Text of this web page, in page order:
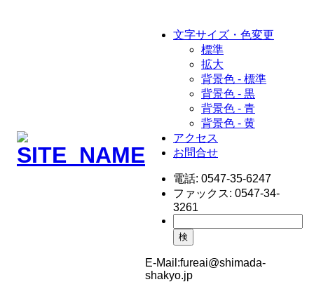
文字サイズ・色変更
標準
拡大
背景色 - 標準
背景色 - 黒
背景色 - 青
背景色 - 黄
アクセス
お問合せ
電話: 0547-35-6247
ファックス: 0547-34-
3261
検
E-Mail:fureai@shimada-
shakyo.jp